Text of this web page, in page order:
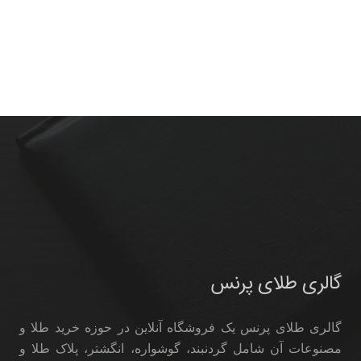
گالری طلای پرنس
گالری طلای پرنس یک فروشگاه آنلاین در حوزه خرید طلا و
مصنوعات آن شامل گردنبند، گوشواره، انگشتر، پلاک طلا و